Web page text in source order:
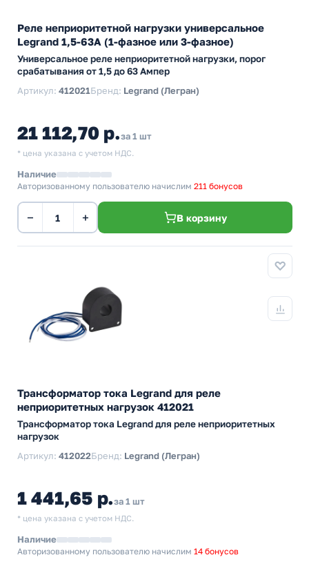
Реле неприоритетной нагрузки универсальное
Legrand 1,5-63A (1-фазное или 3-фазное)
Универсальное реле неприоритетной нагрузки, порог
срабатывания от 1,5 до 63 Ампер
Артикул: 412021Бренд: Legrand (Легран)
21 112,70 р.за 1 шт
* цена указана с учетом НДС.
Наличие
Авторизованному пользователю начислим 211 бонусов
− + В корзину
Трансформатор тока Legrand для реле
неприоритетных нагрузок 412021
Трансформатор тока Legrand для реле неприоритетных
нагрузок
Артикул: 412022Бренд: Legrand (Легран)
1 441,65 р.за 1 шт
* цена указана с учетом НДС.
Наличие
Авторизованному пользователю начислим 14 бонусов